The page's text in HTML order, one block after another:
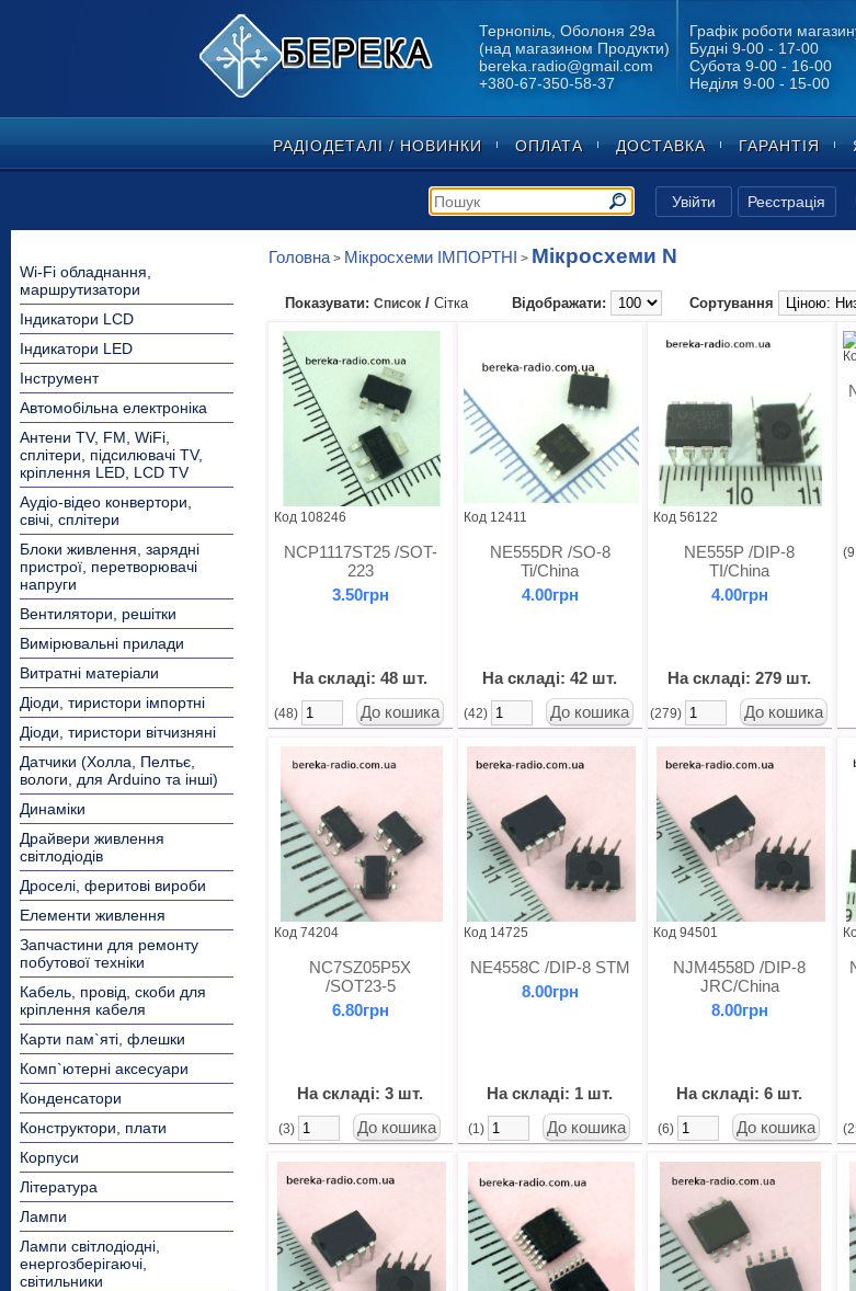
Тернопіль, Оболоня 29а
(над магазином Продукти)
bereka.radio@gmail.com
+380-67-350-58-37
Графік роботи
Будні 9-00 - 17-00
Субота 9-00 - 16-00
Неділя 9-00 - 15-00
РАДІОДЕТАЛІ / НОВИНКИ ОПЛАТА ДОСТАВКА ГАРАНТІЯ
Увійти Реєстрація
Wi-Fi обладнання,
маршрутизатори
Індикатори LCD
Індикатори LED
Інструмент
Автомобільна електроніка
Антени TV, FM, WiFi,
сплітери, підсилювачі TV,
кріплення LED, LCD TV
Аудіо-відео конвертори,
свічі, сплітери
Блоки живлення, зарядні
пристрої, перетворювачі
напруги
Вентилятори, решітки
Вимірювальні прилади
Витратні матеріали
Діоди, тиристори імпортні
Діоди, тиристори вітчизняні
Датчики (Холла, Пелтьє,
вологи, для Arduino та інші)
Динаміки
Драйвери живлення
світлодіодів
Дроселі, феритові вироби
Елементи живлення
Запчастини для ремонту
побутової техніки
Кабель, провід, скоби для
кріплення кабеля
Карти пам`яті, флешки
Комп`ютерні аксесуари
Конденсатори
Конструктори, плати
Корпуси
Література
Лампи
Лампи світлодіодні,
енергозберігаючі,
світильники
Головна> Мікросхеми ІМПОРТНІ > Мікросхеми N
Показувати: Список /Сітка Відображати: Сортування
Код 108246
NCP1117ST25 /SOT-
223
3.50грн
На складі: 48 шт.
(48)
Код 12411
NE555DR /SO-8
Ti/China
4.00грн
На складі: 42 шт.
(42)
Код 56122
NE555P /DIP-8
TI/China
4.00грн
На складі: 279 шт.
(279)
Код 74204
NC7SZ05P5X
/SOT23-5
6.80грн
На складі: 3 шт.
(3)
Код 14725
NE4558C /DIP-8 STM
8.00грн
На складі: 1 шт.
(1)
Код 94501
NJM4558D /DIP-8
JRC/China
8.00грн
На складі: 6 шт.
(6)